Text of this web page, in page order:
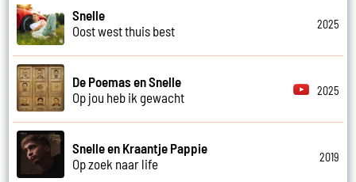
Snelle
Oost west thuis best
2025
De Poemas en Snelle
Op jou heb ik gewacht
2025
Snelle en Kraantje Pappie
Op zoek naar life
2019